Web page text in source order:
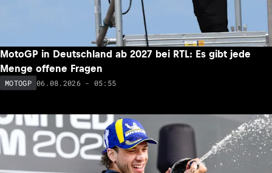
MotoGP in Deutschland ab 2027 bei RTL: Es gibt jede
Menge offene Fragen
MOTOGP 06.08.2026 - 05:55